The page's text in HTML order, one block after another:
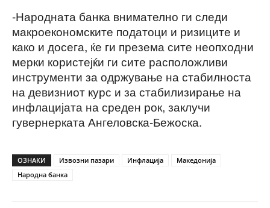
-Народната банка внимателно ги следи
макроекономските податоци и ризиците и
како и досега, ќе ги презема сите неопходни
мерки користејќи ги сите расположливи
инструменти за одржување на стабилноста
на девизниот курс и за стабилизирање на
инфлацијата на среден рок, заклучи
гувернерката Ангеловска-Бежоска.
ОЗНАКИ Извозни пазари Инфлација
Македонија
Народна банка